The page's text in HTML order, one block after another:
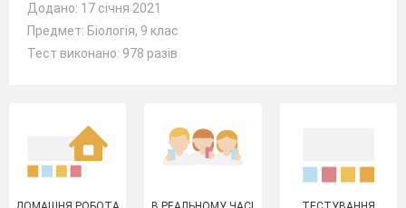
Додано: 17 січня 2021
Предмет: Біологія, 9 клас
Тест виконано: 978 разів